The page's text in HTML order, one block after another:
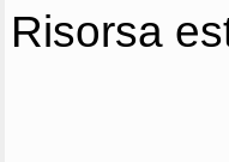
Risorsa